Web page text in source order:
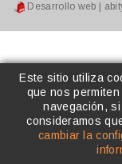
Este sitio utiliza
que nos
navegación,
consideramos
cambiar la
Desarrollo web |